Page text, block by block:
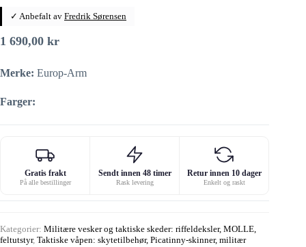
✓ Anbefalt av Fredrik Sørensen
1 690,00 kr
Merke: Europ-Arm
Farger:
Gratis frakt
På alle bestillinger
Sendt innen 48 timer
Rask levering
Retur innen 10 dager
Enkelt og raskt
Kategorier: Militære vesker og taktiske skeder: riffeldeksler, MOLLE,
feltutstyr, Taktiske våpen: skytetilbehør, Picatinny-skinner, militær